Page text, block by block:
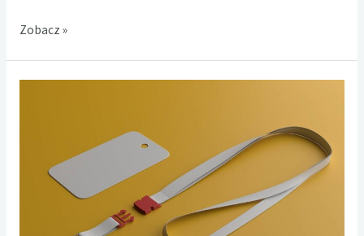
Dlaczego
Zobacz »